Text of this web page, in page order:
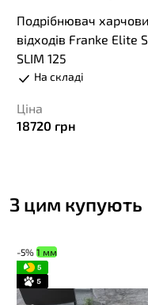
Подрібнювач
відходів Franke Elite
SLIM 125
На складі
Ціна
18720 грн
З цим купують
-5% 1 мм